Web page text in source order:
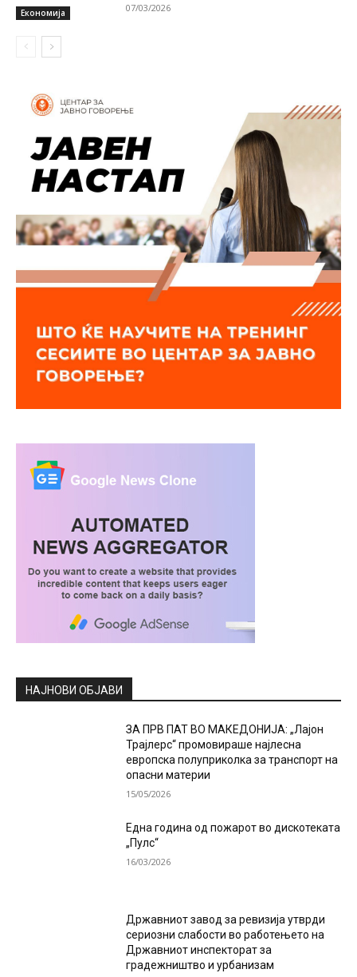
Економија 07/03/2026
НАЈНОВИ ОБЈАВИ
ЗА ПРВ ПАТ ВО МАКЕДОНИЈА: „Лајон
Трајлерс“ промовираше најлесна
европска полуприколка за транспорт на
опасни материи
15/05/2026
Една година од пожарот во дискотеката
„Пулс“
16/03/2026
Државниот завод за ревизија утврди
сериозни слабости во работењето на
Државниот инспекторат за
градежништво и урбанизам